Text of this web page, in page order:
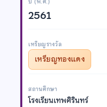
2561
เหรียญรางวัล
เหรียญทองแดง
สถานศึกษา
โรงเรียนเทพศิรินทร์